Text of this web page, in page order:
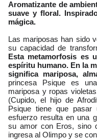
Aromatizante de
suave y floral.
mágica.
Las mariposas han sido
su capacidad de
Esta metamorfosis es
espíritu humano. En la
significa mariposa,
princesa Psique es
mariposa y ropas
(Cupido, el hijo de
Psique tiene que
esfuerzo resulta en una
su amor con Eros, sino
ingresa al Olimpo y se